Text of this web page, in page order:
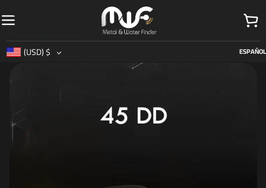
Skip to navigation
(USD)$ ESPAÑOL